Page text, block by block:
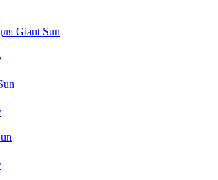
Giant Sun